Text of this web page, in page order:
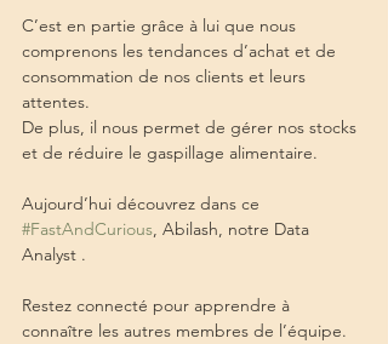
C’est en partie grâce à lui que nous
comprenons les tendances d’achat et de
consommation de nos clients et leurs
attentes.
De plus, il nous permet de gérer nos stocks
et de réduire le gaspillage alimentaire.
Aujourd’hui découvrez dans ce
#FastAndCurious, Abilash, notre Data
Analyst .
Restez connecté pour apprendre à
connaître les autres membres de l’équipe.